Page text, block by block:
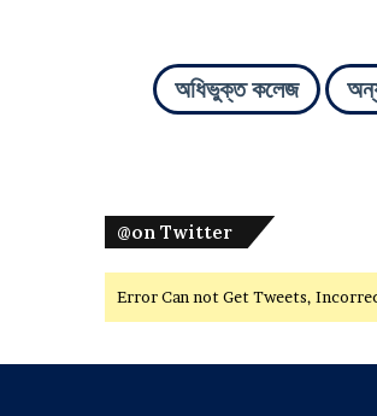
অধিভুক্ত কলেজ
@on Twitter
Error Can not Get Tweets,